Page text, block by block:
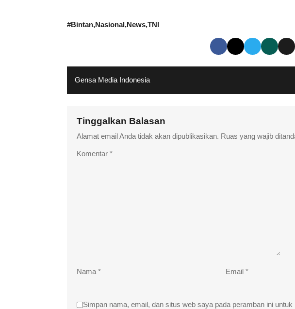
#Bintan Nasional News TNI
Gensa Media Indonesia
Tinggalkan Balasan
Alamat email Anda tidak akan dipublikasikan. Ruas yang wajib
Komentar *
Nama * Email *
Simpan nama, email, dan situs web saya pada peramban ini